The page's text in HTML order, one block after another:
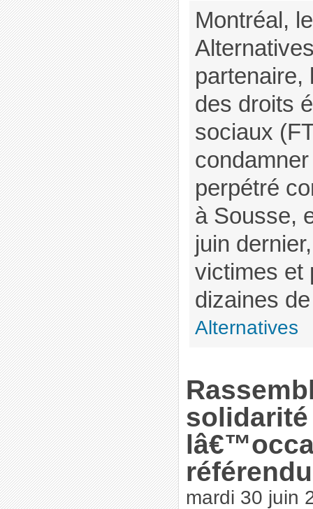
Montréal,
partenaire,
des droits
sociaux
perpétré
à Sousse,
juin
victimes et
dizaines
Alternatives
solidarité
mardi 30 juin